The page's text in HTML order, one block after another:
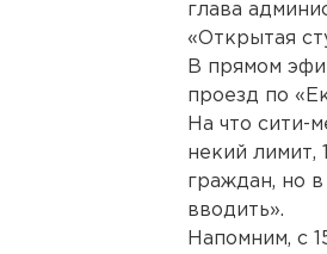
глава
«Открытая
В прямом
проезд по
На что сити-
некий лимит,
граждан, но
вводить».
Напомним, с